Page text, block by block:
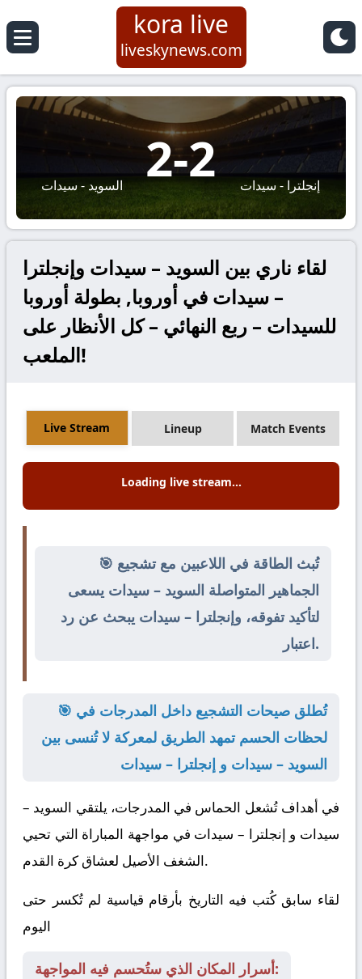
kora live
liveskynews.com
السويد - سيدات 2-2 إنجلترا - سيدات
لقاء ناري بين السويد – سيدات وإنجلترا
– سيدات في أوروبا, بطولة أوروبا
للسيدات – ربع النهائي – كل الأنظار على
الملعب!
Live Stream Lineup Match Events
Loading live stream...
🎯 تُبث الطاقة في اللاعبين مع تشجيع
الجماهير المتواصلة السويد – سيدات يسعى
لتأكيد تفوقه، وإنجلترا – سيدات يبحث عن رد
اعتبار.
🎯 تُطلق صيحات التشجيع داخل المدرجات في
لحظات الحسم تمهد الطريق لمعركة لا تُنسى بين
السويد – سيدات و إنجلترا – سيدات
في أهداف تُشعل الحماس في المدرجات، يلتقي السويد –
سيدات و إنجلترا – سيدات في مواجهة المباراة التي تحيي
الشغف الأصيل لعشاق كرة القدم.
لقاء سابق كُتب فيه التاريخ بأرقام قياسية لم تُكسر حتى
اليوم
أسرار المكان الذي ستُحسم فيه المواجهة: